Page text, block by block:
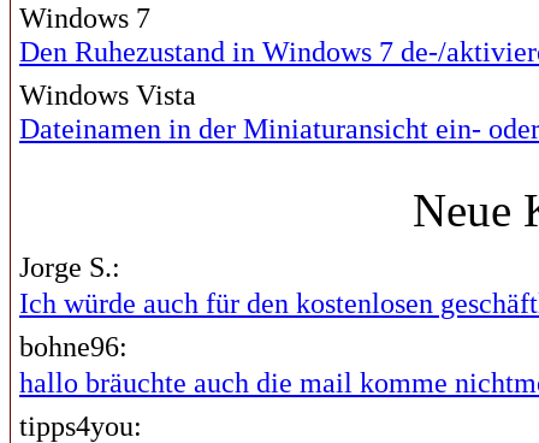
Windows 7
Den Ruhezustand in Windows 7 de-/
Windows Vista
Dateinamen in der Miniaturansicht ein-
Neue
Jorge S.:
Ich würde auch für den kostenlosen
bohne96:
hallo bräuchte auch die mail komme
tipps4you: